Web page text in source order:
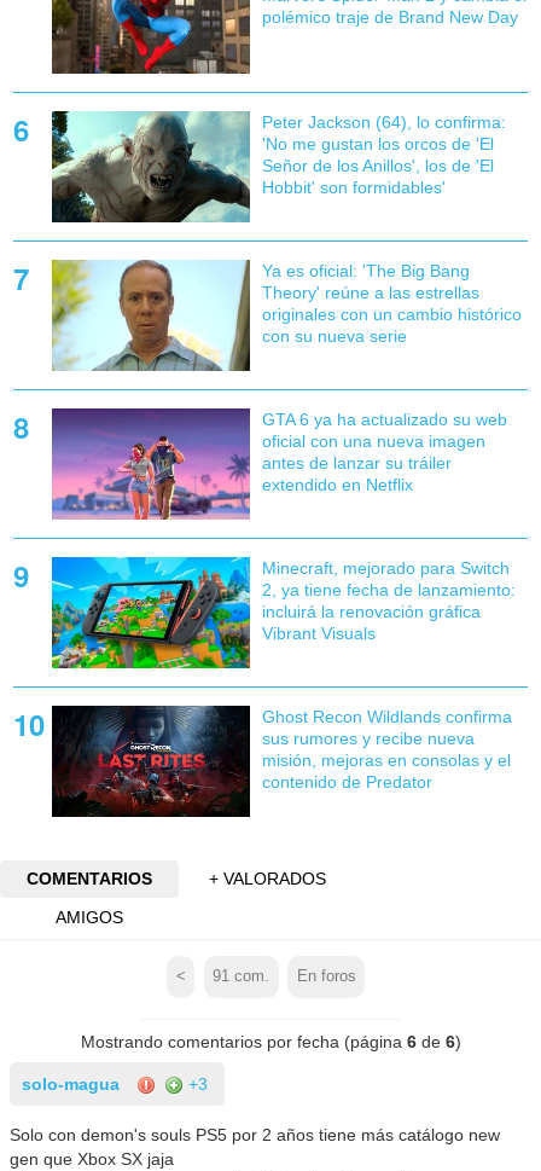
polémico traje de Brand New Day
Peter Jackson (64), lo confirma:
'No me gustan los orcos de 'El
Señor de los Anillos', los de 'El
Hobbit' son formidables'
Ya es oficial: 'The Big Bang
Theory' reúne a las estrellas
originales con un cambio histórico
con su nueva serie
GTA 6 ya ha actualizado su web
oficial con una nueva imagen
antes de lanzar su tráiler
extendido en Netflix
Minecraft, mejorado para Switch
2, ya tiene fecha de lanzamiento:
incluirá la renovación gráfica
Vibrant Visuals
Ghost Recon Wildlands confirma
sus rumores y recibe nueva
misión, mejoras en consolas y el
contenido de Predator
COMENTARIOS
+ VALORADOS
AMIGOS
< 91 com. En foros
Mostrando comentarios por fecha (página 6de 6)
solo-magua +3
Solo con demon's souls PS5 por 2 años tiene más catálogo new
gen que Xbox SX jaja